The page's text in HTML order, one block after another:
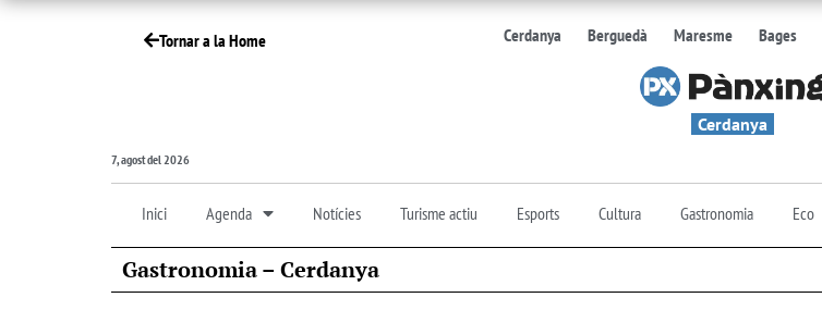
Tornar a la Home Cerdanya Berguedà Maresme Bages
Cerdanya
7, agost del 2026
Inici Agenda Notícies Turisme actiu Esports Cultura Gastronomia Eco
Gastronomia – Cerdanya